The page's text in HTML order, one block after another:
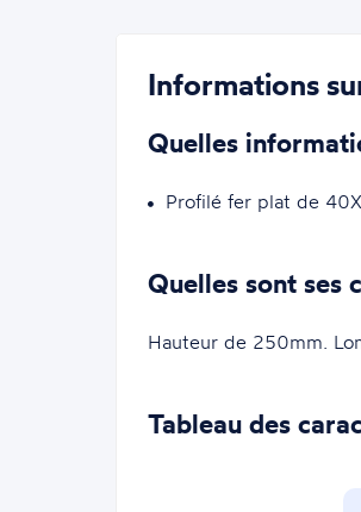
Informations
Quelles
Profilé fer plat de
Quelles sont ses
Hauteur de 250mm.
Tableau des